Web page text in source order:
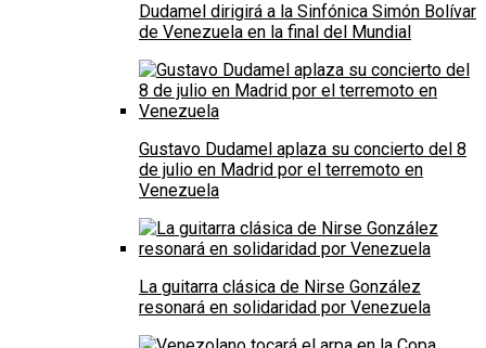
Dudamel dirigirá a la Sinfónica Simón Bolívar
de Venezuela en la final del Mundial
Gustavo Dudamel aplaza su concierto del 8
de julio en Madrid por el terremoto en
Venezuela
La guitarra clásica de Nirse González
resonará en solidaridad por Venezuela